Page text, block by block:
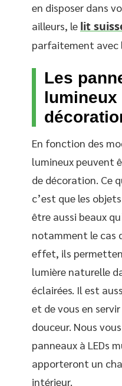
en disposer dans
ailleurs, le lit
parfaitement avec
Les
lumineux
En fonction des
lumineux peuvent
de décoration. Ce
c’est que les
être aussi beaux
notamment le cas
effet, ils
lumière naturelle
éclairées. Il est
et de vous en
douceur. Nous
panneaux à LEDs
apporteront un
intérieur.